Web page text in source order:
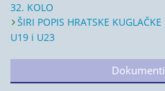
32. KOLO
ŠIRI POPIS HRATSKE
U19 i U23